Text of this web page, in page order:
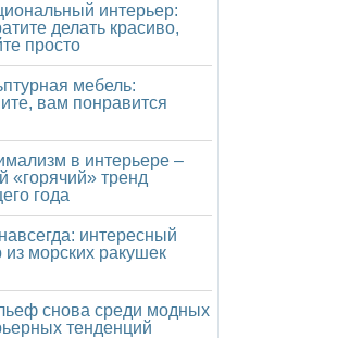
интерьер:
делать красиво,
просто
мебель:
вам понравится
в интерьере –
«горячий» тренд
года
интересный
из морских ракушек
снова среди модных
тенденций